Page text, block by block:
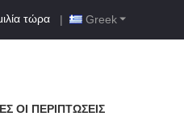
Greek
τώρα |
ΟΙ ΠΕΡΙΠΤΏΣΕΙΣ